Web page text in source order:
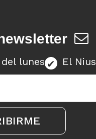
lunes El Nius